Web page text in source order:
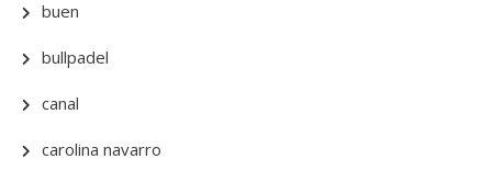
buen
bullpadel
canal
carolina navarro